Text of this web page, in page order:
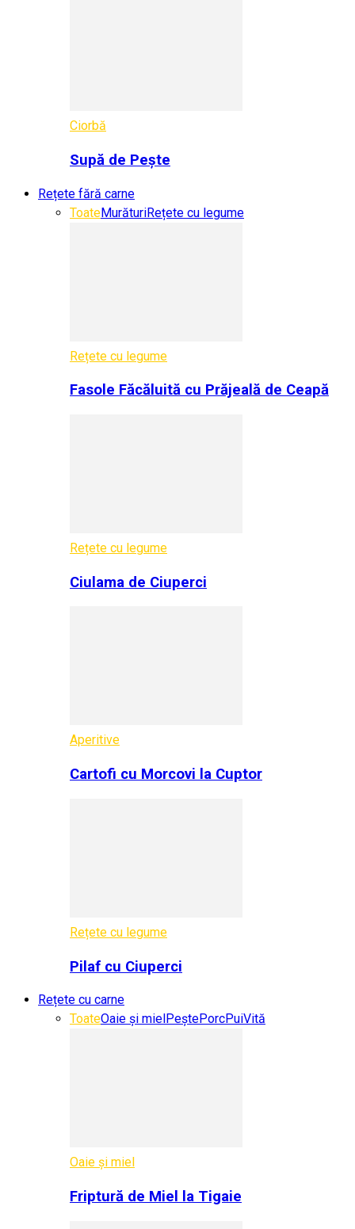
Ciorbă
Supă de Pește
Rețete fără carne
ToateMurăturiRețete cu legume
Rețete cu legume
Fasole Făcăluită cu Prăjeală de Ceapă
Rețete cu legume
Ciulama de Ciuperci
Aperitive
Cartofi cu Morcovi la Cuptor
Rețete cu legume
Pilaf cu Ciuperci
Rețete cu carne
ToateOaie și miel PeștePorcPuiVită
Oaie și miel
Friptură de Miel la Tigaie